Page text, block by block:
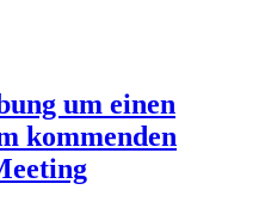
um einen
kommenden